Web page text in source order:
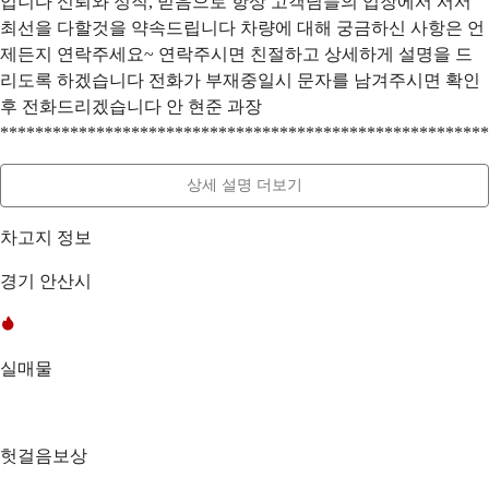
최선을 다할것을 약속드립니다 차량에 대해 궁금하신 사항은 언
제든지 연락주세요~ 연락주시면 친절하고 상세하게 설명을 드
리도록 하겠습니다 전화가 부재중일시 문자를 남겨주시면 확인
후 전화드리겠습니다 안 현준 과장
상세 설명 더보기
차고지 정보
경기 안산시
실매물
헛걸음보상